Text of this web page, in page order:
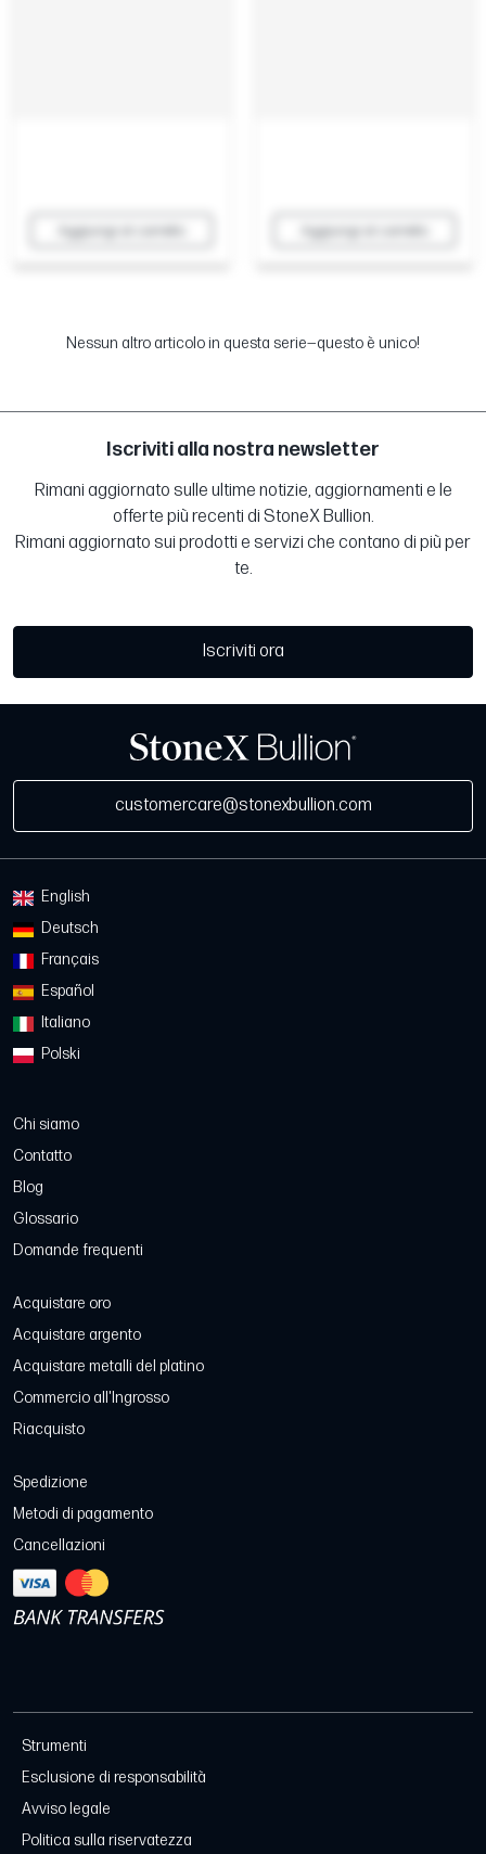
Aggiungi al carrello Aggiungi al carrello
Nessun altro articolo in questa serie—questo è unico!
Iscriviti alla nostra newsletter
Rimani aggiornato sulle ultime notizie, aggiornamenti e le
offerte più recenti di StoneX Bullion.
Rimani aggiornato sui prodotti e servizi che contano di più per
te.
Iscriviti ora
customercare@stonexbullion.com
English
Deutsch
Français
Español
Italiano
Polski
Chi siamo
Contatto
Blog
Glossario
Domande frequenti
Acquistare oro
Acquistare argento
Acquistare metalli del platino
Commercio all'Ingrosso
Riacquisto
Spedizione
Metodi di pagamento
Cancellazioni
Strumenti
Esclusione di responsabilità
Avviso legale
Politica sulla riservatezza